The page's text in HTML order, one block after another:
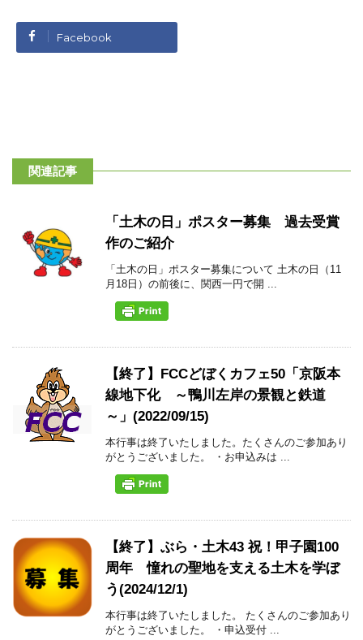
Facebook
関連記事
「土木の日」ポスター募集 過去受賞
作のご紹介
「土木の日」ポスター募集について 土木の日（11
月18日）の前後に、関西一円で開 ...
【終了】FCCどぼくカフェ50「京阪本
線地下化 ～鴨川左岸の景観と鉄道
～」(2022/09/15)
本行事は終了いたしました。たくさんのご参加あり
がとうございました。 ・お申込みは ...
【終了】ぶら・土木43 祝！甲子園100
周年 憧れの聖地を支える土木を学ぼ
う(2024/12/1)
本行事は終了いたしました。 たくさんのご参加あり
がとうございました。 ・申込受付 ...